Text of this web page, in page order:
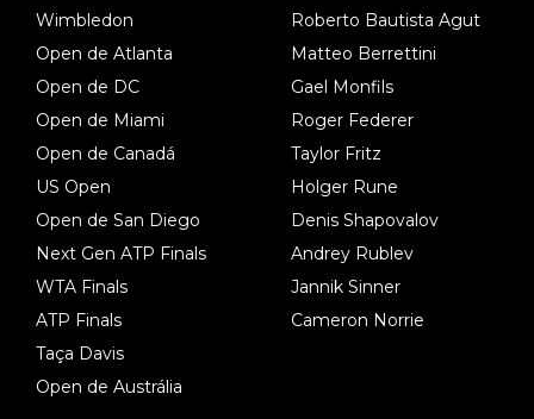
Wimbledon
Open de Atlanta
Open de DC
Open de Miami
Open de Canadá
US Open
Open de San Diego
Next Gen ATP Finals
WTA Finals
ATP Finals
Taça Davis
Open de Austrália
Roberto Bautista Agut
Matteo Berrettini
Gael Monfils
Roger Federer
Taylor Fritz
Holger Rune
Denis Shapovalov
Andrey Rublev
Jannik Sinner
Cameron Norrie